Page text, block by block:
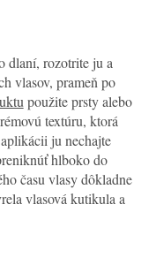
dlaní, rozotrite ju a
vlasov, prameň po
použite prsty alebo
textúru, ktorá
ju nechajte
hlboko do
času vlasy dôkladne
vlasová kutikula a